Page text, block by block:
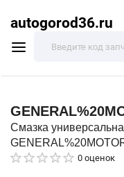
autogorod36.ru
Смазка
0 оценок